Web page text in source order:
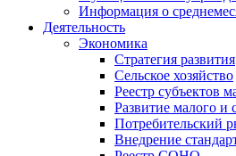
Информация о
Деятельность
Экономика
Стратегия развития
Сельское хозяйство
Реестр субъектов
Развитие малого и
Потребительский
Внедрение